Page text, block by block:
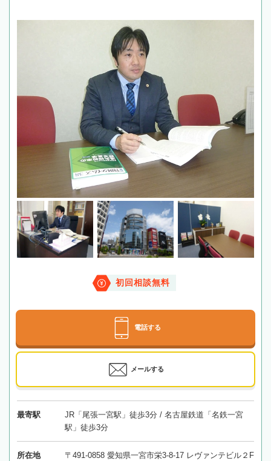
初回相談無料
電話する
メールする
最寄駅
JR「尾張一宮駅」徒歩3分 / 名古屋鉄道「名鉄一宮
駅」徒歩3分
所在地 〒491-0858 愛知県一宮市栄3-8-17 レヴァンテビル２F